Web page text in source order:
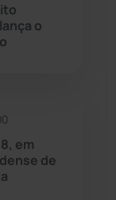
o
em
de